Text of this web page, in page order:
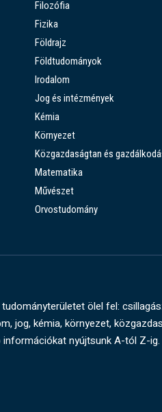
Filozófia
Fizika
Földrajz
Földtudományok
Irodalom
Jog és intézmények
Kémia
Környezet
Közgazdaságtan és
Matematika
Művészet
Orvostudomány
ölel fel:
jog, kémia, környezet,
nyújtsunk A-tól Z-